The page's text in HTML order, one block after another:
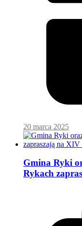
20 marca 2025
Gmina Ryki
Rykach